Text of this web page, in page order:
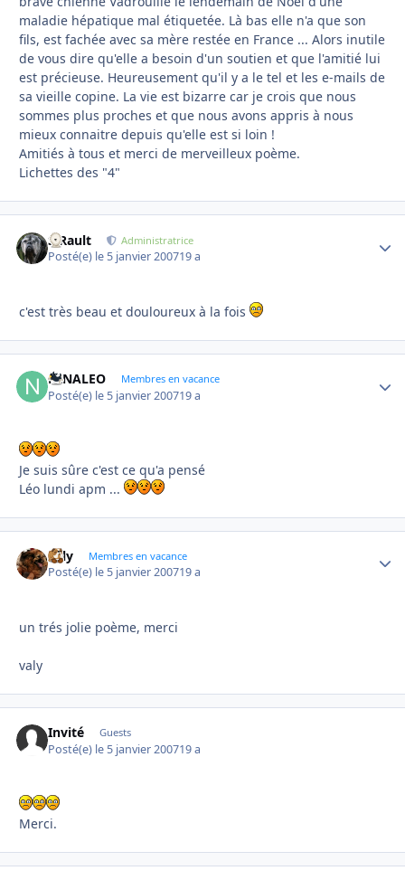
maladie hépatique mal étiquetée. Là bas elle n'a que son
fils, est fachée avec sa mère restée en France ... Alors inutile
de vous dire qu'elle a besoin d'un soutien et que l'amitié lui
est précieuse. Heureusement qu'il y a le tel et les e-mails de
sa vieille copine. La vie est bizarre car je crois que nous
sommes plus proches et que nous avons appris à nous
mieux connaitre depuis qu'elle est si loin !
Amitiés à tous et merci de merveilleux poème.
Lichettes des "4"
S.Rault Administratrice
Posté(e) le 5 janvier 200719 a
c'est très beau et douloureux à la fois
NINALEO Membres en vacance
Posté(e) le 5 janvier 200719 a
Je suis sûre c'est ce qu'a pensé
Léo lundi apm ...
valy Membres en vacance
Posté(e) le 5 janvier 200719 a
un trés jolie poème, merci
valy
Invité Guests
Posté(e) le 5 janvier 200719 a
Merci.